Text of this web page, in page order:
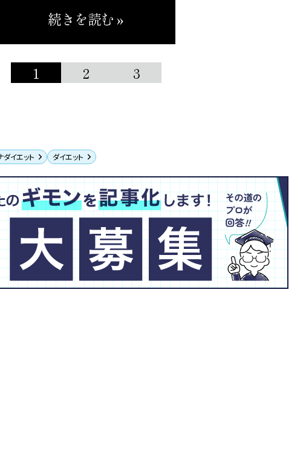
続きを読む »
1 2 3
イエット ダイエット